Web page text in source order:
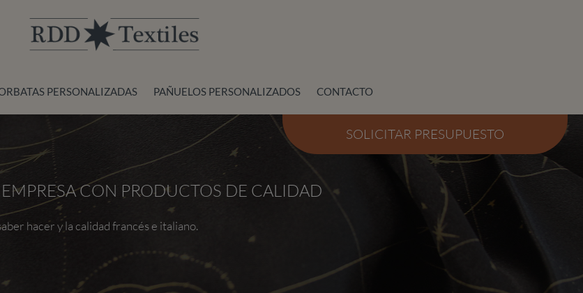
PERSONALIZADAS PAÑUELOS PERSONALIZADOS CONTACTO
SOLICITAR PRESUPUESTO
CON PRODUCTOS DE CALIDAD
hacer y la calidad francés e italiano.